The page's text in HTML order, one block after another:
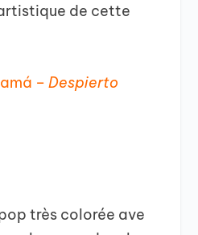
de cette
–Despierto
très colorée ave